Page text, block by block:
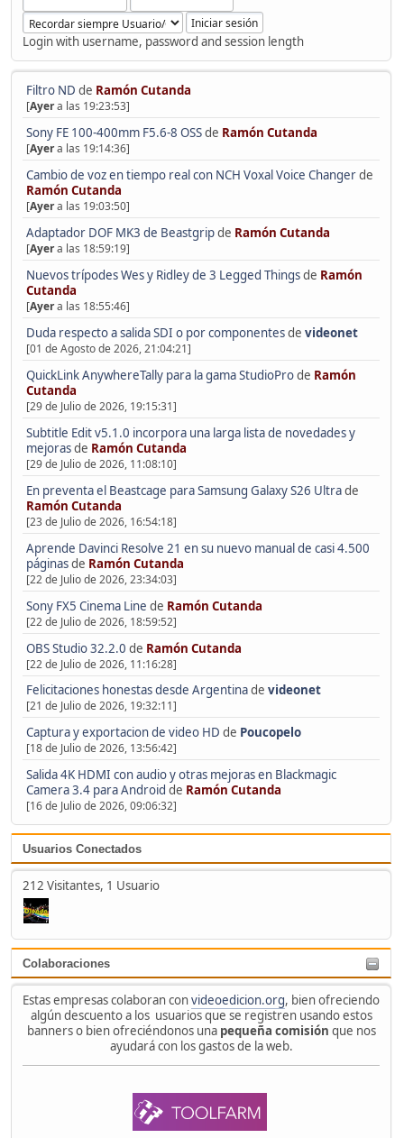
Login with username, password and session length
Filtro ND de Ramón Cutanda
[Ayera las 19:23:53]
Sony FE 100-400mm F5.6-8 OSSde Ramón Cutanda
[Ayera las 19:14:36]
Cambio de voz en tiempo real con NCH Voxal Voice Changerde
Ramón Cutanda
[Ayera las 19:03:50]
Adaptador DOF MK3 de Beastgripde Ramón Cutanda
[Ayera las 18:59:19]
Nuevos trípodes Wes y Ridley de 3 Legged Thingsde Ramón
Cutanda
[Ayera las 18:55:46]
Duda respecto a salida SDI o por componentesde videonet
[01 de Agosto de 2026, 21:04:21]
QuickLink AnywhereTally para la gama StudioProde Ramón
Cutanda
[29 de Julio de 2026, 19:15:31]
Subtitle Edit v5.1.0 incorpora una larga lista de novedades y
mejorasde Ramón Cutanda
[29 de Julio de 2026, 11:08:10]
En preventa el Beastcage para Samsung Galaxy S26 Ultrade
Ramón Cutanda
[23 de Julio de 2026, 16:54:18]
Aprende Davinci Resolve 21 en su nuevo manual de casi 4.500
páginasde Ramón Cutanda
[22 de Julio de 2026, 23:34:03]
Sony FX5 Cinema Line de Ramón Cutanda
[22 de Julio de 2026, 18:59:52]
OBS Studio 32.2.0 de Ramón Cutanda
[22 de Julio de 2026, 11:16:28]
Felicitaciones honestas desde Argentinade videonet
[21 de Julio de 2026, 19:32:11]
Captura y exportacion de video HD de Poucopelo
[18 de Julio de 2026, 13:56:42]
Salida 4K HDMI con audio y otras mejoras en Blackmagic
Camera 3.4 para Android de Ramón Cutanda
[16 de Julio de 2026, 09:06:32]
Usuarios Conectados
212 Visitantes, 1 Usuario
Colaboraciones
Estas empresas colaboran convideoedicion.org, bien ofreciendo
algún descuento a los usuarios que se registren usando estos
banners o bien ofreciéndonos una pequeña comisión que nos
ayudará con los gastos de la web.